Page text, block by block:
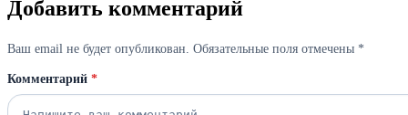
Добавить комментарий
Ваш email не будет опубликован. Обязательные поля отмечены *
Комментарий *